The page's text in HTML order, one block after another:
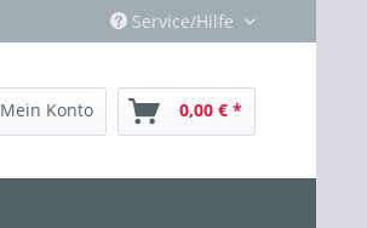
Service/Hilfe
Mein Konto 0,00 € *